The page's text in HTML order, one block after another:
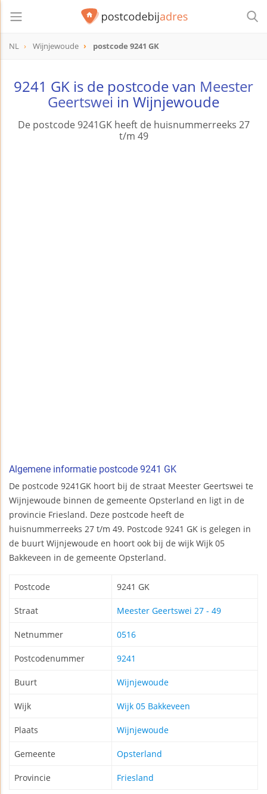
NL Wijnjewoude postcode 9241 GK
9241 GK is de postcode van Meester
Geertswei in Wijnjewoude
De postcode 9241GK heeft de huisnummerreeks 27
t/m 49
Algemene informatie postcode 9241 GK
De postcode 9241GK hoort bij de straat Meester Geertswei te
Wijnjewoude binnen de gemeente Opsterland en ligt in de
provincie Friesland. Deze postcode heeft de
huisnummerreeks 27 t/m 49. Postcode 9241 GK is gelegen in
de buurt Wijnjewoude en hoort ook bij de wijk Wijk 05
Bakkeveen in de gemeente Opsterland.
Postcode 9241 GK
Straat Meester Geertswei 27 - 49
Netnummer 0516
Postcodenummer 9241
Buurt Wijnjewoude
Wijk Wijk 05 Bakkeveen
Plaats Wijnjewoude
Gemeente Opsterland
Provincie Friesland